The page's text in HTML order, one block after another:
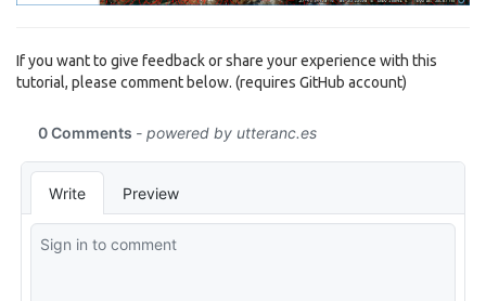
If you want to give feedback or share your experience with this
tutorial, please comment below. (requires GitHub account)